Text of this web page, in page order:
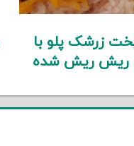
زرشک پلو با
ریش ریش شده